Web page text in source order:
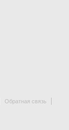
Обратная связь